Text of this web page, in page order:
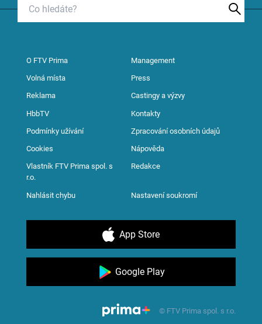
O FTV Prima Management
Volná místa Press
Reklama Castingy a výzvy
HbbTV Kontakty
Podmínky užívání Zpracování osobních údajů
Cookies Nápověda
Vlastník FTV Prima spol. s
r.o.
Redakce
Nahlásit chybu Nastavení soukromí
App Store
Google Play
© FTV Prima spol. s r.o.